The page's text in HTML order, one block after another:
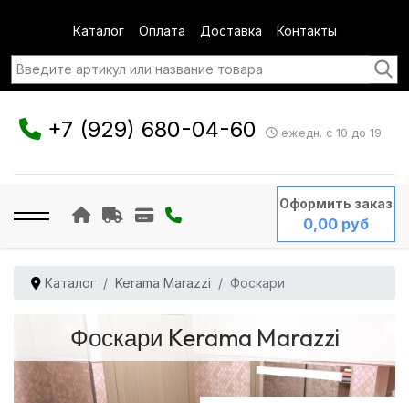
Каталог Оплата Доставка Контакты
+7 (929) 680-04-60 ежедн. с 10 до 19
Оформить заказ
0,00 руб
Каталог Kerama Marazzi Фоскари
Фоскари Kerama Marazzi